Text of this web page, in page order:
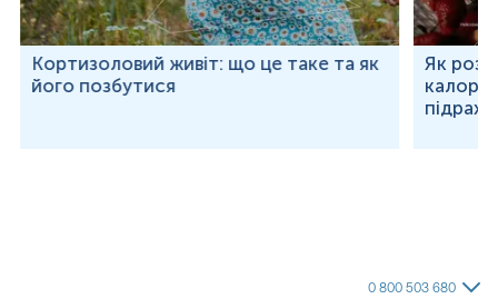
Кортизоловий живіт: що це таке та як
його позбутися
Як
0 800 503 680